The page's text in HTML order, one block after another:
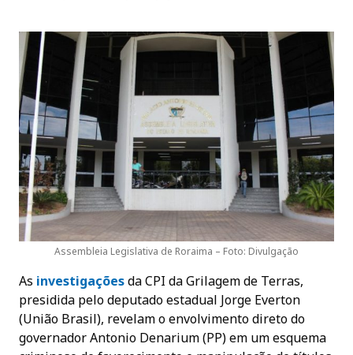
Assembleia Legislativa de Roraima – Foto: Divulgação
As investigaçõesda CPI da Grilagem de Terras,
presidida pelo deputado estadual Jorge Everton
(União Brasil), revelam o envolvimento direto do
governador Antonio Denarium (PP) em um esquema